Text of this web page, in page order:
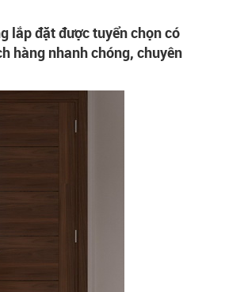
lắp đặt được tuyển chọn có
hàng nhanh chóng, chuyên